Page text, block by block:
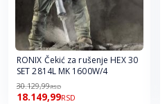
RONIX Čekić za rušenje HEX 30
SET 2814L MK 1600W/4
30.129,99RSD
18.149,99RSD